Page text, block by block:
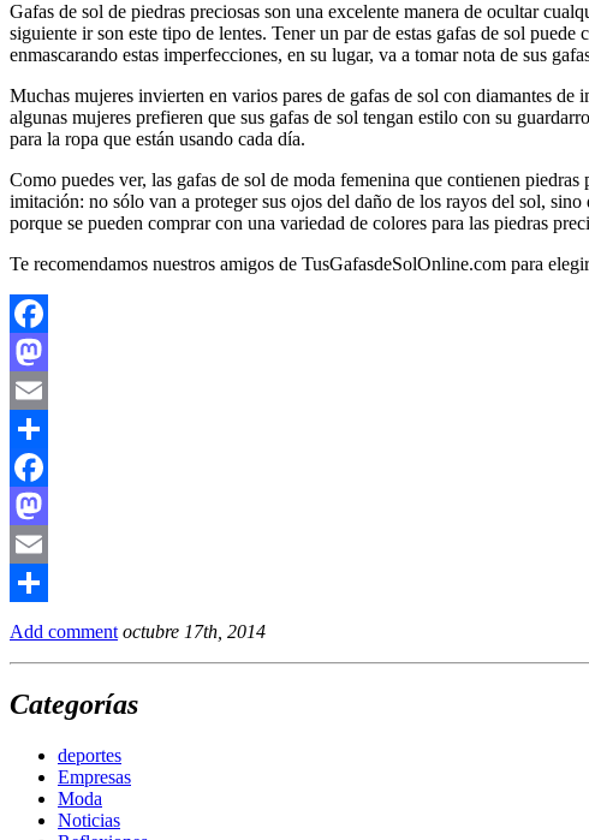
Gafas de sol de piedras preciosas son una excelente manera de ocultar
siguiente ir son este tipo de lentes. Tener un par de estas gafas de sol
enmascarando estas imperfecciones, en su lugar, va a tomar nota de sus
Muchas mujeres invierten en varios pares de gafas de sol con diamantes
algunas mujeres prefieren que sus gafas de sol tengan estilo con su
para la ropa que están usando cada día.
Como puedes ver, las gafas de sol de moda femenina que contienen
imitación: no sólo van a proteger sus ojos del daño de los rayos del sol,
porque se pueden comprar con una variedad de colores para las piedras
Te recomendamos nuestros amigos de TusGafasdeSolOnline.com para
Facebook
Mastodon
Email
Compartir
Facebook
Mastodon
Email
Compartir
Add comment octubre 17th, 2014
Categorías
deportes
Empresas
Moda
Noticias